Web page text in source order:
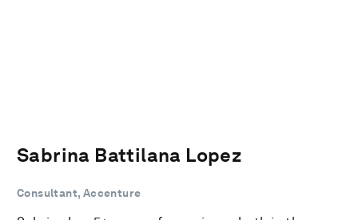
Sabrina Battilana Lopez
Consultant, Accenture